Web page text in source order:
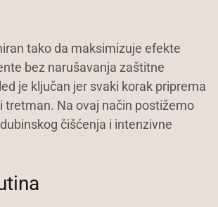
tako da maksimizuje efekte
bez narušavanja zaštitne
je ključan jer svaki korak priprema
tretman. Na ovaj način postižemo
čišćenja i intenzivne